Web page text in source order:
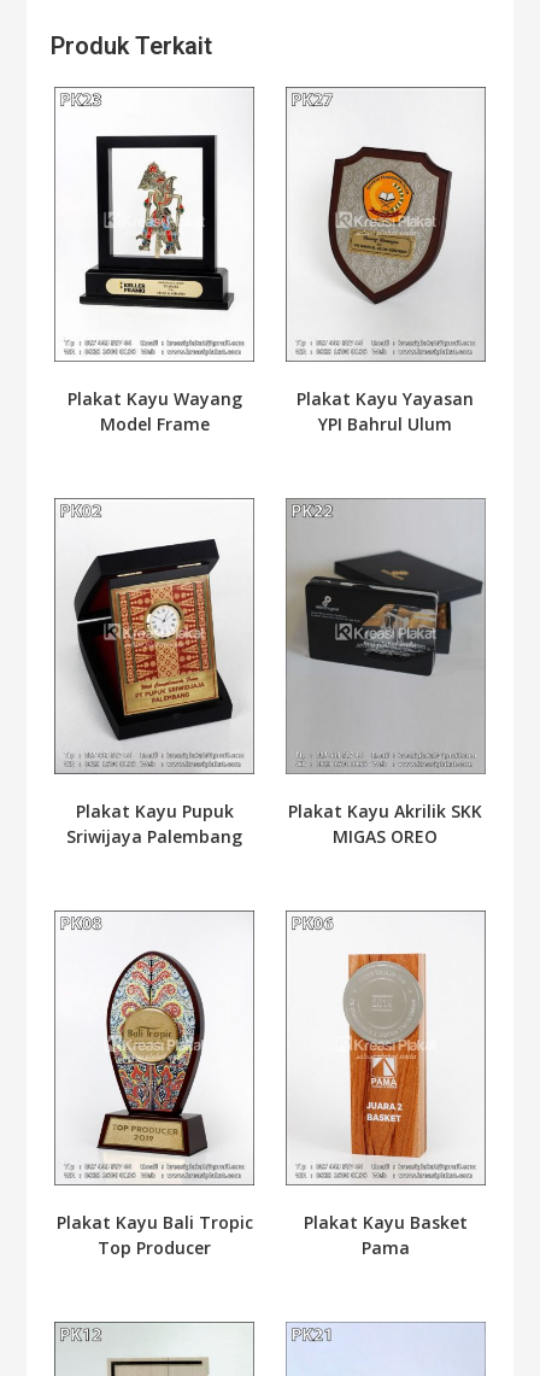
Produk Terkait
Plakat Kayu Wayang
Model Frame
Plakat Kayu Yayasan
YPI Bahrul Ulum
Plakat Kayu Pupuk
Sriwijaya Palembang
Plakat Kayu Akrilik SKK
MIGAS OREO
Plakat Kayu Bali Tropic
Top Producer
Plakat Kayu Basket
Pama